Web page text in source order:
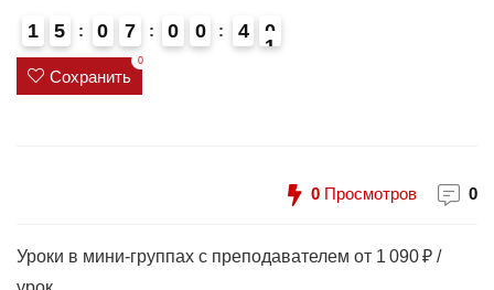
1
4
5 0 7 0 0 4
0
Сохранить
0
0 Просмотров 0
Уроки в мини-группах с преподавателем от 1 090 ₽ /